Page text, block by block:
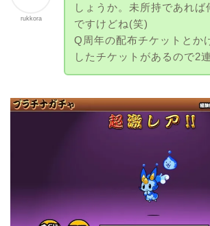
rukkora
しょうか。未所持であれば
ですけどね(笑)
Q周年の配布チケットとか
したチケットがあるので2